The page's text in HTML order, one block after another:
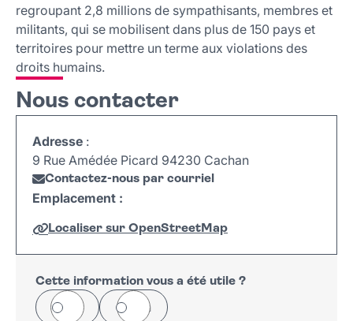
regroupant 2,8 millions de sympathisants, membres et
militants, qui se mobilisent dans plus de 150 pays et
territoires pour mettre un terme aux violations des
droits humains.
Nous contacter
Adresse :
9 Rue Amédée Picard 94230 Cachan
Contactez-nous par courriel
Emplacement :
Localiser sur OpenStreetMap
+
−
Leaflet
Cette information vous a été utile ?
Oui Non